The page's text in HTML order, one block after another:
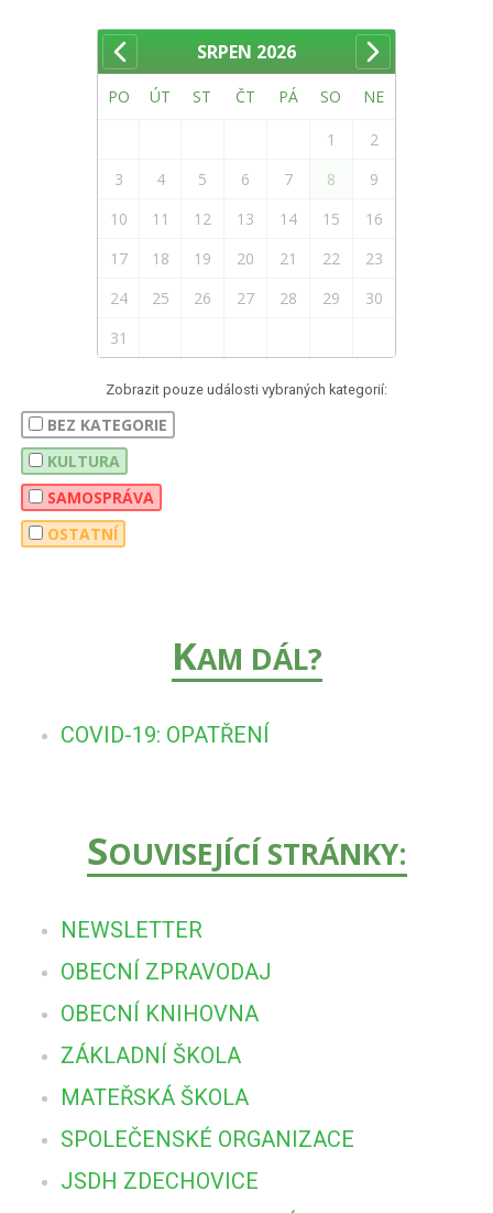
SRPEN 2026
PO ÚT ST ČT PÁ SO NE
1
2
3
4 5 6 7 8
9
10
11 12 13 14 15
16
17
18 19 20 21 22
23
24
25 26 27 28 29
30
31
Zobrazit pouze události vybraných kategorií:
BEZ KATEGORIE
KULTURA
SAMOSPRÁVA
OSTATNÍ
KAM DÁL?
COVID-19: OPATŘENÍ
SOUVISEJÍCÍ STRÁNKY:
NEWSLETTER
OBECNÍ ZPRAVODAJ
OBECNÍ KNIHOVNA
ZÁKLADNÍ ŠKOLA
MATEŘSKÁ ŠKOLA
SPOLEČENSKÉ ORGANIZACE
JSDH ZDECHOVICE